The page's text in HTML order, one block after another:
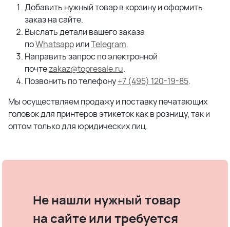
Добавить нужный товар в корзину и оформить
заказ на сайте.
Выслать детали вашего заказа
поWhatsappилиTelegram.
Направить запрос по электронной
почтеzakaz@topresale.ru.
Позвонить по телефону+7 (495) 120-19-85.
Мы осуществляем продажу и поставку печатающих
головок для принтеров этикеток как в розницу, так и
оптом только для юридических лиц.
Не нашли нужный товар
на сайте или требуется